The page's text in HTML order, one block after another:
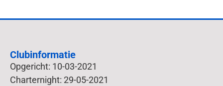
Clubinformatie
Opgericht: 10-03-2021
Charternight: 29-05-2021